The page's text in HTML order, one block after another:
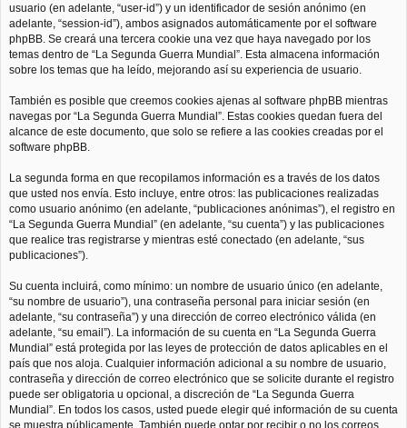
usuario (en adelante, “user-id”) y un identificador de sesión anónimo (en
adelante, “session-id”), ambos asignados automáticamente por el software
phpBB. Se creará una tercera cookie una vez que haya navegado por los
temas dentro de “La Segunda Guerra Mundial”. Esta almacena información
sobre los temas que ha leído, mejorando así su experiencia de usuario.
También es posible que creemos cookies ajenas al software phpBB mientras
navegas por “La Segunda Guerra Mundial”. Estas cookies quedan fuera del
alcance de este documento, que solo se refiere a las cookies creadas por el
software phpBB.
La segunda forma en que recopilamos información es a través de los datos
que usted nos envía. Esto incluye, entre otros: las publicaciones realizadas
como usuario anónimo (en adelante, “publicaciones anónimas”), el registro en
“La Segunda Guerra Mundial” (en adelante, “su cuenta”) y las publicaciones
que realice tras registrarse y mientras esté conectado (en adelante, “sus
publicaciones”).
Su cuenta incluirá, como mínimo: un nombre de usuario único (en adelante,
“su nombre de usuario”), una contraseña personal para iniciar sesión (en
adelante, “su contraseña”) y una dirección de correo electrónico válida (en
adelante, “su email”). La información de su cuenta en “La Segunda Guerra
Mundial” está protegida por las leyes de protección de datos aplicables en el
país que nos aloja. Cualquier información adicional a su nombre de usuario,
contraseña y dirección de correo electrónico que se solicite durante el registro
puede ser obligatoria u opcional, a discreción de “La Segunda Guerra
Mundial”. En todos los casos, usted puede elegir qué información de su cuenta
se muestra públicamente. También puede optar por recibir o no los correos